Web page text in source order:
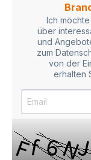
Ich
über
und
zum
von der
erhalten